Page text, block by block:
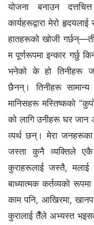
योजना बनाउन
कार्यहरूद्वारा मेरो
हातहरूको खोजी
म पूर्णरूपमा इन्कार गर्छु
भनेको के हो तिनीहरू
छैनन्। तिनीहरू
मानिसहरू मस्तिष्कको
को लागि उनीहरू घर जान
व्यर्थ छन्। मेरा
जस्ता कुनै व्यक्तिले एकै
कुराहरूलाई जस्तै, मलाई
बाध्यात्‍मक कर्तव्यको
काम पनि, आखिरमा,
कुरालाई तैँले अभ्यस्त